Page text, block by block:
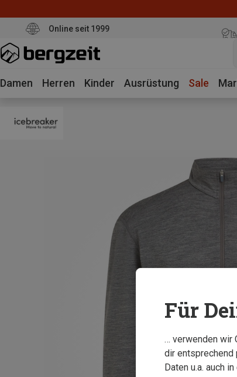
Online seit 1999
Damen Herren Kinder Ausrüstung Sale
Für
… verwenden wir
dir entsprechend
Daten u.a. auch